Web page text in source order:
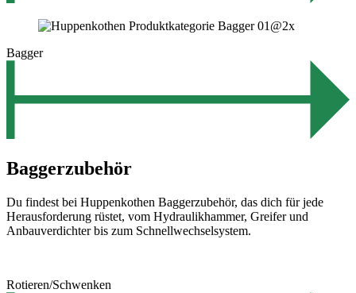
Bagger
Baggerzubehör
Du findest bei Huppenkothen Baggerzubehör, das dich für jede
Herausforderung rüstet, vom Hydraulikhammer, Greifer und
Anbauverdichter bis zum Schnellwechselsystem.
Rotieren/Schwenken